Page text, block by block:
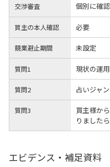
交渉審査 個別に確
買主の本人確認 必要
競業避止期間 未設定
質問1 現状の運
質問2 占いジャ
質問3
買主様か
りました
エビデンス・補足資料